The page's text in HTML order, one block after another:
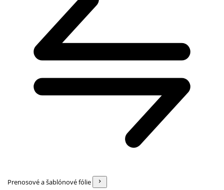
Prenosové a šablónové fólie